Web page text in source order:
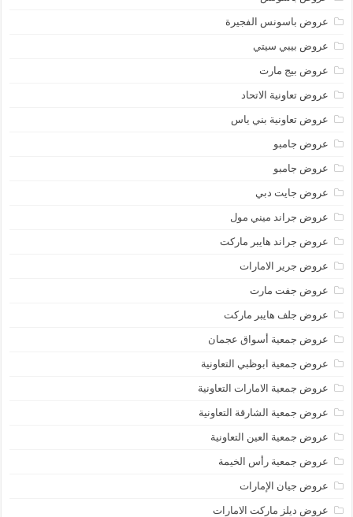
عروض باسونس الفجيرة
عروض بيبي سيتي
عروض بيج مارت
عروض تعاونية الاتحاد
عروض تعاونية بني ياس
عروض جامبو
عروض جامبو
عروض جايت دبي
عروض جراند ميني مول
عروض جراند هايبر ماركت
عروض جرير الامارات
عروض جفت مارت
عروض جلف هايبر ماركت
عروض جمعية أسواق عجمان
عروض جمعية ابوظبي التعاونية
عروض جمعية الامارات التعاونية
عروض جمعية الشارقة التعاونية
عروض جمعية العين التعاونية
عروض جمعية رأس الخيمة
عروض جيان الإمارات
عروض ديلز ماركت الامارات